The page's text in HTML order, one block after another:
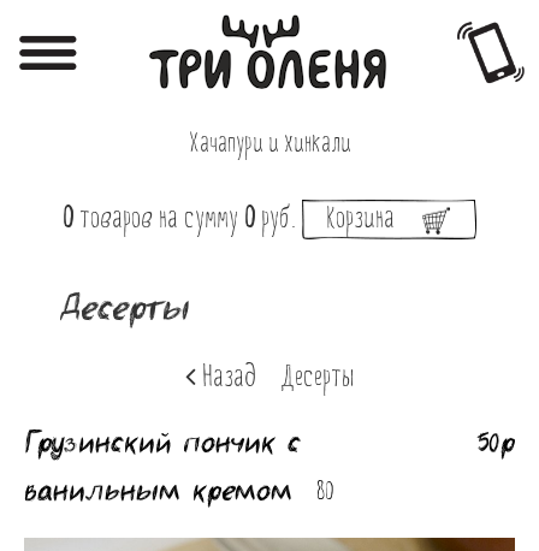
Фотоотчёты
Акции
Наши заведения
Вакансии
Хачапури и хинкали
0 товаров на сумму 0 руб. Корзина
Десерты
Назад Десерты
50р
Грузинский пончик с
ванильным кремом
80